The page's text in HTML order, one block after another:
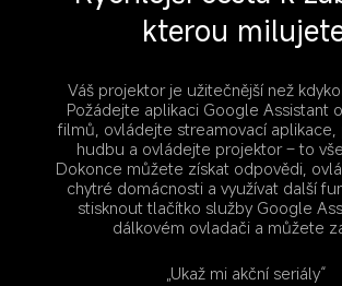
kterou
Váš projektor je užitečnější než
Požádejte aplikaci Google Assistant
filmů, ovládejte streamovací aplikace,
hudbu a ovládejte projektor – to
Dokonce můžete získat odpovědi,
chytré domácnosti a využívat další
stisknout tlačítko služby Google
dálkovém ovladači a můžete
„Ukaž mi akční seriály“